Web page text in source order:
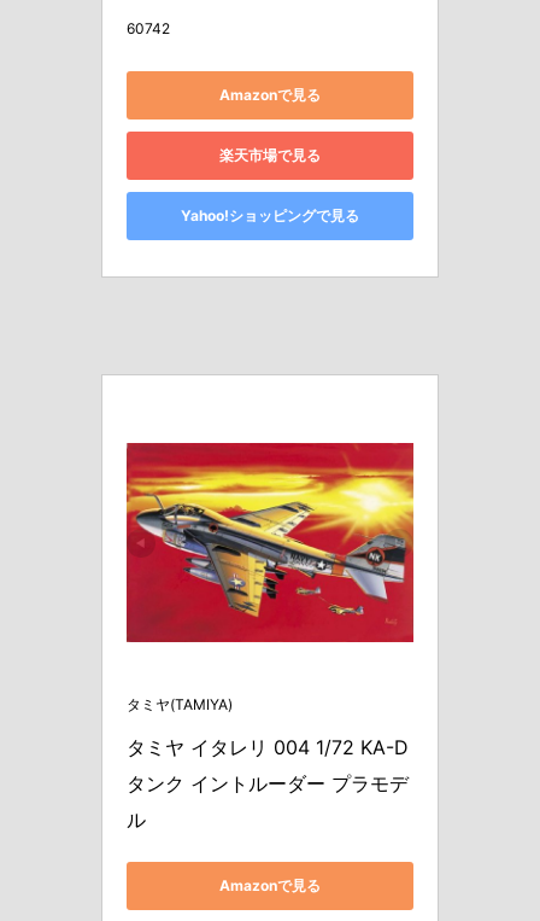
60742
Amazonで見る
楽天市場で見る
Yahoo!ショッピングで見る
タミヤ(TAMIYA)
タミヤ イタレリ 004 1/72 KA-D
タンク イントルーダー プラモデ
ル
Amazonで見る